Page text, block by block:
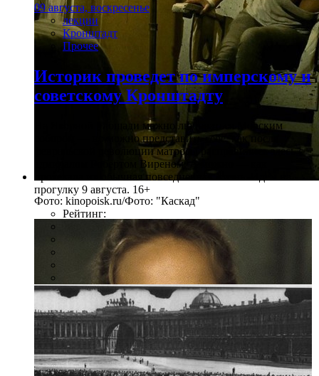
Фото: kinopoisk.ru/Фото: "Каскад"
09 августа, воскресенье
лекции
Кронштадт
Прочее
Историк проведет по имперскому и
советскому Кронштадту
На Якорной площади можно любоваться Морским
собором — но можно представить себе, как после
февральской революции матросы расправились здесь с
адмиралом Робертом Виреном. А можно — как
протекала их обычная повседневная жизнь. Идем на
прогулку 9 августа. 16+
Рейтинг: